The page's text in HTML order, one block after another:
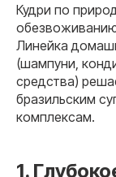
Кудри по
Линейка
(шампуни,
средства)
бразильским
комплексам.
1.